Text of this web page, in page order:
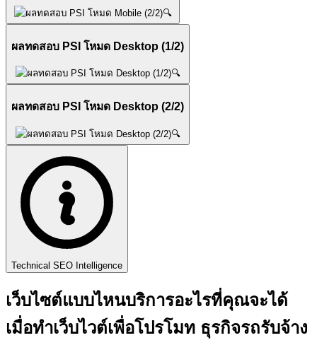
🔍
ผลทดสอบ PSI โหมด Desktop (1/2)
🔍
ผลทดสอบ PSI โหมด Desktop (2/2)
🔍
Technical SEO Intelligence
เว็บไซต์แบบไหนบริการอะไรที่คุณจะได้
เมื่อทำเว็บไวต์เพื่อโปรโมท ธุรกิจรถรับจ้าง